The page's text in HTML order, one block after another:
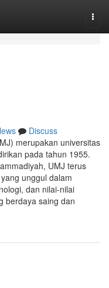
Discuss
merupakan universitas
pada tahun 1955.
UMJ terus
unggul dalam
dan nilai-nilai
berdaya saing dan